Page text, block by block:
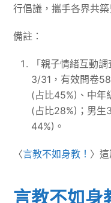
行倡議，攜手各界共築
備註：
「親子情緒互動
3/31，有效問卷
(占比45%)、中年
(占比28%)；男生
44%)。
〈言教不如身教！ 〉
言教不如身